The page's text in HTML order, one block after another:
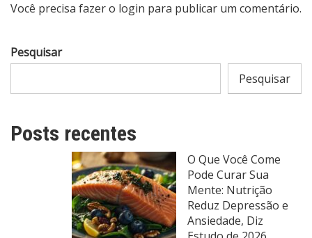
Você precisa fazer o login para publicar um comentário.
Pesquisar
Pesquisar
Posts recentes
O Que Você Come
Pode Curar Sua
Mente: Nutrição
Reduz Depressão e
Ansiedade, Diz